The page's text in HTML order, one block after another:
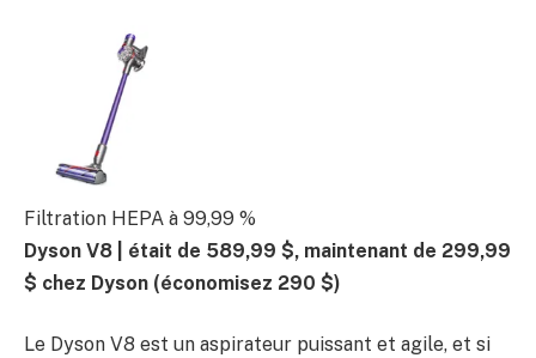
Filtration HEPA à 99,99 %
Dyson V8 | était de 589,99 $, maintenant de 299,99
$ chez Dyson (économisez 290 $)
Le Dyson V8 est un aspirateur puissant et agile, et si